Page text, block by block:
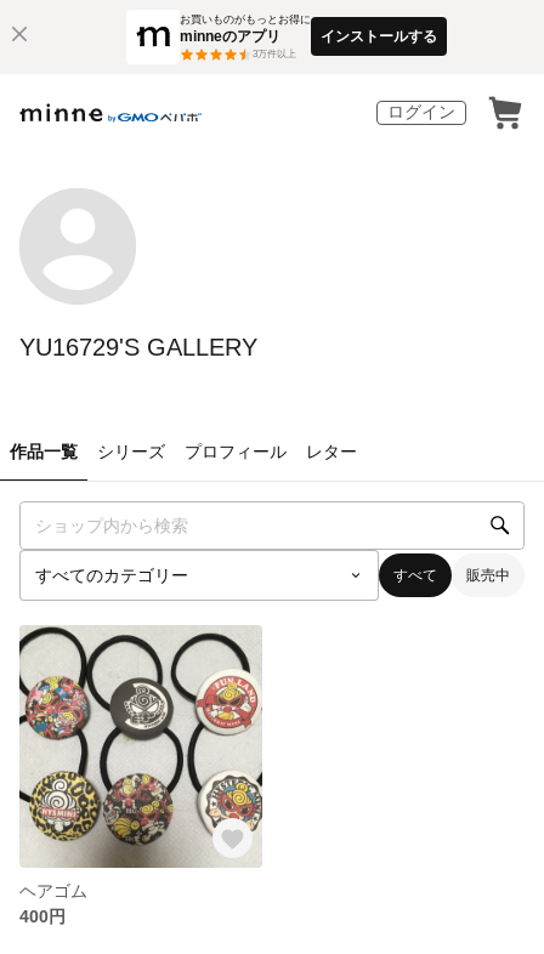
お買いものがもっとお得に
minneのアプリ
3万件以上
インストールする
ログイン
YU16729'S GALLERY
作品一覧 シリーズ プロフィール レター
すべて 販売中
ヘアゴム
400円